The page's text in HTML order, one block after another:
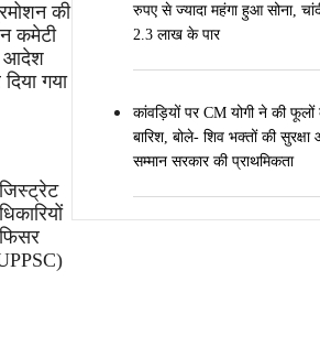
की
कमेटी
आदेश
गया
रुपए से ज्यादा महंगा हुआ सोना,
2.3 लाख के पार
कांवड़ियों पर CM योगी ने की फूलों
बारिश, बोले- शिव भक्तों की सुरक्षा
सम्मान सरकार की प्राथमिकता